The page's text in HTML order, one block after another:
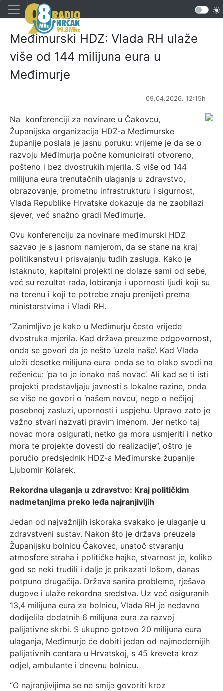
Međimurski HDZ: Vlada RH ulaže
više od 144 milijuna eura u
Međimurje
09.04.2026. 12:15h
Na konferenciji za novinare u Čakovcu,
Županijska organizacija HDZ-a Međimurske
županije poslala je jasnu poruku: vrijeme je da se o
razvoju Međimurja počne komunicirati otvoreno,
pošteno i bez dvostrukih mjerila. S više od 144
milijuna eura trenutačnih ulaganja u zdravstvo,
obrazovanje, prometnu infrastrukturu i sigurnost,
Vlada Republike Hrvatske dokazuje da ne zaobilazi
sjever, već snažno gradi Međimurje.
Ovu konferenciju za novinare međimurski HDZ
sazvao je s jasnom namjerom, da se stane na kraj
politikanstvu i prisvajanju tuđih zasluga. Kako je
istaknuto, kapitalni projekti ne dolaze sami od sebe,
već su rezultat rada, lobiranja i upornosti ljudi koji su
na terenu i koji te potrebe znaju prenijeti prema
ministarstvima i Vladi RH.
“Zanimljivo je kako u Međimurju često vrijede
dvostruka mjerila. Kad država preuzme odgovornost,
onda se govori da je nešto ‘uzela naše’. Kad Vlada
uloži desetke milijuna eura, onda se to olako svodi na
rečenicu: ‘pa to je ionako naš novac’. Ali kad se ti isti
projekti predstavljaju javnosti s lokalne razine, onda
se više ne govori o ‘našem novcu’, nego o nečijoj
posebnoj zasluzi, upornosti i uspjehu. Upravo zato je
važno stvari nazvati pravim imenom. Jer netko taj
novac mora osigurati, netko ga mora usmjeriti i netko
mora te projekte dovesti do realizacije”, oštro je
poručio predsjednik HDZ-a Međimurske županije
Ljubomir Kolarek.
Rekordna ulaganja u zdravstvo: Kraj političkim
nadmetanjima preko leđa najranjivijih
Jedan od najvažnijih iskoraka svakako je ulaganje u
zdravstveni sustav. Nakon što je država preuzela
Županijsku bolnicu Čakovec, unatoč stvaranju
atmosfere straha i političke hajke, stvarnost je, koliko
god se neki trudili i dalje je prikazati lošom, danas
potpuno drugačija. Država sanira probleme, rješava
dugove i ulaže rekordna sredstva. Uz već osiguranih
13,4 milijuna eura za bolnicu, Vlada RH je nedavno
dodijelila dodatnih 6 milijuna eura za razvoj
palijativne skrbi. S ukupno gotovo 20 milijuna eura
ulaganja, Međimurje će dobiti jedan od najmodernijih
palijativnih centara u Hrvatskoj, s 45 kreveta kroz
odjel, ambulante i dnevnu bolnicu.
“O najranjivijima se ne smije govoriti kroz